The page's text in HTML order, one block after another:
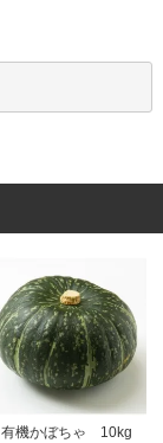
有機かぼちゃ 10kg